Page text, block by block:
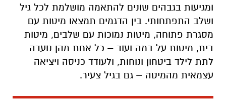
ומגיעות בגבהים שונים להתאמה מושלמת לכל גיל
ושלב התפתחותי. בין הדגמים תמצאו מיטות עם
מסגרת פתוחה, מיטות נמוכות עם שלבים, מיטות
בית, מיטות על במה ועוד – כל אחת מהן נועדה
לתת לילד ביטחון ונוחות, ולעודד כניסה ויציאה
עצמאית מהמיטה – גם בגיל צעיר.